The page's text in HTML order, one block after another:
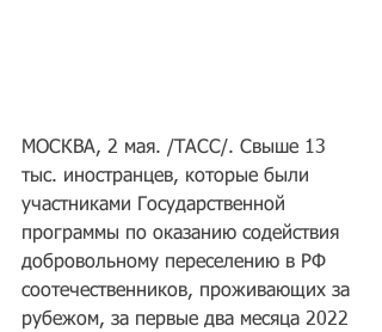
МОСКВА, 2 мая. /ТАСС/. Свыше 13
тыс. иностранцев, которые были
участниками Государственной
программы по оказанию содействия
добровольному переселению в РФ
соотечественников, проживающих за
рубежом, за первые два месяца 2022